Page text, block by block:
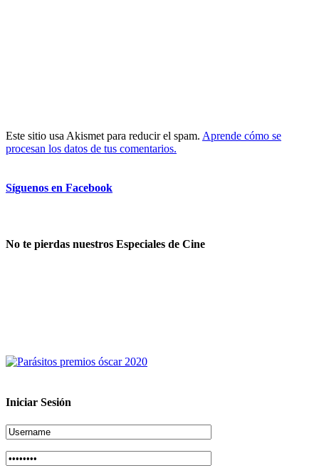
Este sitio usa Akismet para reducir el spam. Aprende cómo se
procesan los datos de tus comentarios.
Síguenos en Facebook
No te pierdas nuestros Especiales de Cine
Iniciar Sesión